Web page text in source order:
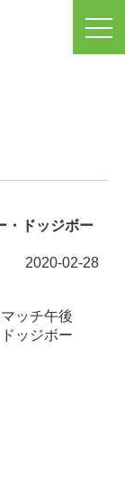
・ドッジボー
2020-02-28
ッチ午後
ッジボー